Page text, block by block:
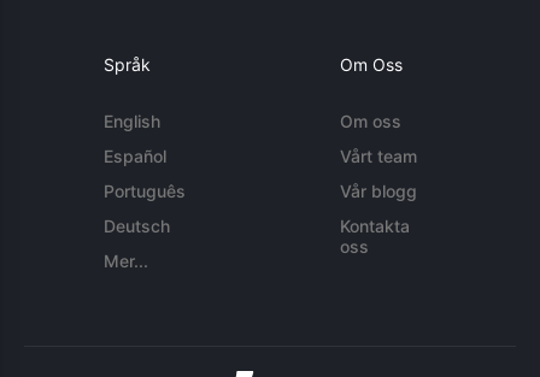
Språk
English
Español
Português
Deutsch
Mer...
Om Oss
Om oss
Vårt team
Vår blogg
Kontakta
oss